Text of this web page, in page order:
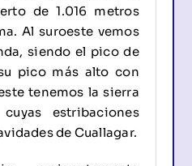
de 1.016 metros
Al suroeste vemos
siendo el pico de
pico más alto con
tenemos la sierra
estribaciones
de Cuallagar.